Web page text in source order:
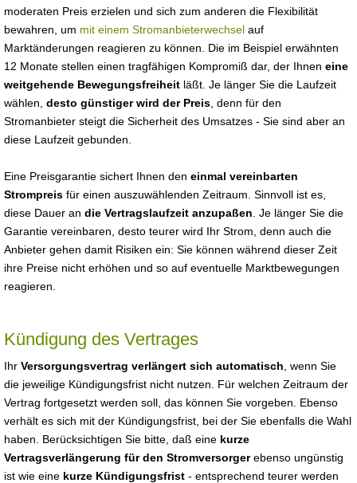
moderaten Preis erzielen und sich zum anderen die Flexibilität
bewahren, um mit einem Stromanbieterwechsel auf
Marktänderungen reagieren zu können. Die im Beispiel erwähnten
12 Monate stellen einen tragfähigen Kompromiß dar, der Ihnen eine
weitgehende Bewegungsfreiheit läßt. Je länger Sie die Laufzeit
wählen, desto günstiger wird der Preis , denn für den
Stromanbieter steigt die Sicherheit des Umsatzes - Sie sind aber an
diese Laufzeit gebunden.
Eine Preisgarantie sichert Ihnen den einmal vereinbarten
Strompreis für einen auszuwählenden Zeitraum. Sinnvoll ist es,
diese Dauer an die Vertragslaufzeit anzupaßen . Je länger Sie die
Garantie vereinbaren, desto teurer wird Ihr Strom, denn auch die
Anbieter gehen damit Risiken ein: Sie können während dieser Zeit
ihre Preise nicht erhöhen und so auf eventuelle Marktbewegungen
reagieren.
Kündigung des Vertrages
Ihr Versorgungsvertrag verlängert sich automatisch , wenn Sie
die jeweilige Kündigungsfrist nicht nutzen. Für welchen Zeitraum der
Vertrag fortgesetzt werden soll, das können Sie vorgeben. Ebenso
verhält es sich mit der Kündigungsfrist, bei der Sie ebenfalls die Wahl
haben. Berücksichtigen Sie bitte, daß eine kurze
Vertragsverlängerung für den Stromversorgerebenso ungünstig
ist wie eine kurze Kündigungsfrist - entsprechend teurer werden